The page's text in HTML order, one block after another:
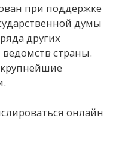
при поддержке
думы
других
страны.
онлайн